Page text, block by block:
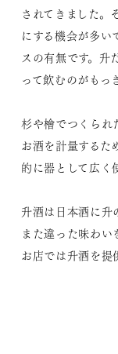
されてきました。
にする機会が多い
スの有無です。升
って飲むのがもっ
杉や檜でつくられ
お酒を計量するた
的に器として広く
升酒は日本酒に升
また違った味わい
お店では升酒を提